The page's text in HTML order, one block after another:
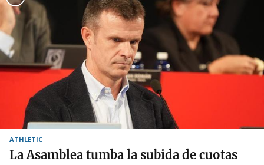
ATHLETIC
La Asamblea tumba la subida de cuotas